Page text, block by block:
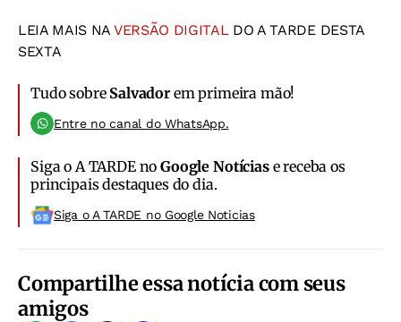
LEIA MAIS NA VERSÃO DIGITAL DO A TARDE DESTA
SEXTA
Tudo sobre Salvadorem primeira mão!
Entre no canal do WhatsApp.
Siga o A TARDE noGoogle Notíciase receba os
principais destaques do dia.
Siga o A TARDE no Google Noticias
Compartilhe essa notícia com seus
amigos